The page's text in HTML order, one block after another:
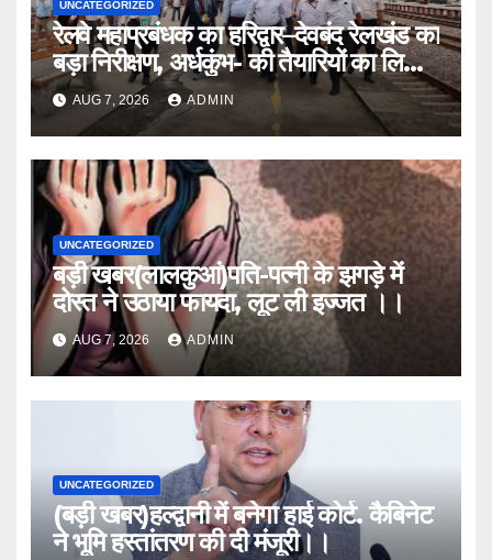
UNCATEGORIZED
रेलवे महाप्रबंधक का हरिद्वार–देवबंद रेलखंड का
बड़ा निरीक्षण, अर्धकुंभ- की तैयारियों का लिया
जायजा
AUG 7, 2026 ADMIN
UNCATEGORIZED
बड़ी खबर(लालकुआं)पति-पत्नी के झगड़े में
दोस्त ने उठाया फायदा, लूट ली इज्जत ।।
AUG 7, 2026 ADMIN
UNCATEGORIZED
(बड़ी खबर)हल्द्वानी में बनेगा हाई कोर्ट. कैबिनेट
ने भूमि हस्तांतरण की दी मंजूरी।।